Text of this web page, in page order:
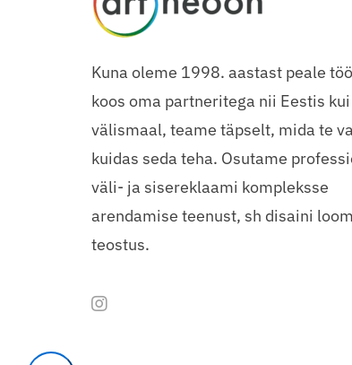
Kuna oleme 1998. aastast peale
koos oma partneritega nii Eestis kui
välismaal, teame täpselt, mida te
kuidas seda teha. Osutame
väli- ja sisereklaami kompleksse
arendamise teenust, sh disaini
teostus.